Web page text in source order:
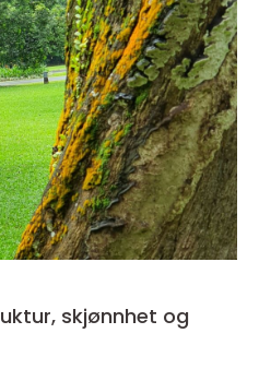
skjønnhet og